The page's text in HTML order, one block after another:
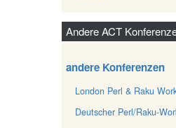
Andere ACT
andere Konferenzen
London Perl & Raku
Deutscher Perl/Raku-